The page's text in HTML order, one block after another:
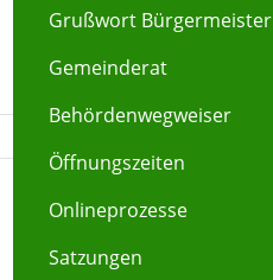
Grußwort Bürgermeister
Gemeinderat
Behördenwegweiser
Öffnungszeiten
Onlineprozesse
Satzungen